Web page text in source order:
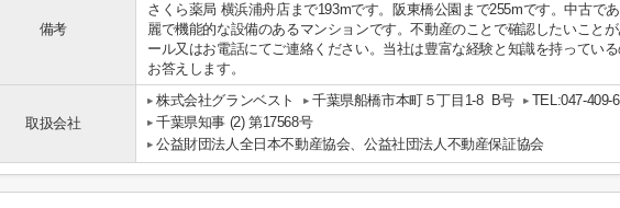
備考
さくら薬局 横浜浦舟店まで193mです。阪東橋公園まで255mです。中古で
麗で機能的な設備のあるマンションです。不動産のことで確認したいこと
ール又はお電話にてご連絡ください。当社は豊富な経験と知識を持ってい
お答えします。
取扱会社
株式会社グランベスト 千葉県船橋市本町５丁目1-8 B号
TEL:047-409-
千葉県知事 (2) 第17568号
公益財団法人全日本不動産協会、公益社団法人不動産保証協会